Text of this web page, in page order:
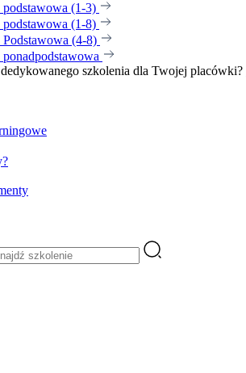
podstawowa (1-3)
podstawowa (1-8)
Podstawowa (4-8)
ponadpodstawowa
szkolenia dla Twojej placówki?